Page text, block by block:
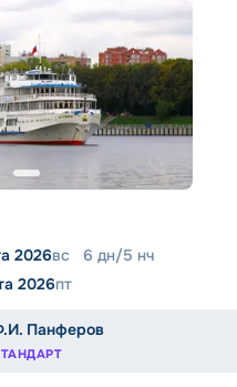
2026вс 6 дн/5 нч
2026пт
Панферов